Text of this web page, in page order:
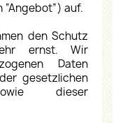
auf.
den Schutz
ernst. Wir
Daten
gesetzlichen
dieser